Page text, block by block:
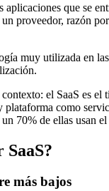
aplicaciones que se
proveedor, razón
muy utilizada en
el SaaS es
plataforma como
70% de ellas usan el
SaaS?
más bajos